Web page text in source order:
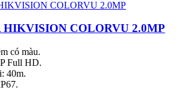
HIKVISION COLORVU 2.0MP
có màu.
Full HD.
40m.